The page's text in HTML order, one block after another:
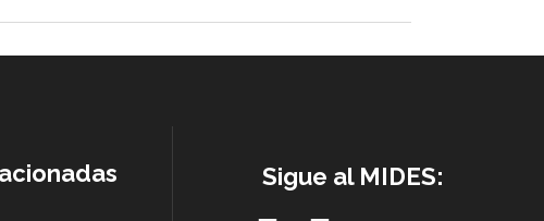
Sigue al MIDES: